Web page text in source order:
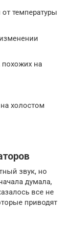
температуры
на
холостом
звук, но
думала,
все не
приводят